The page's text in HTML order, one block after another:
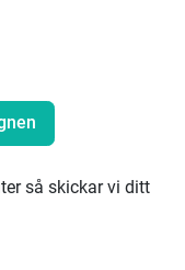
så skickar vi ditt